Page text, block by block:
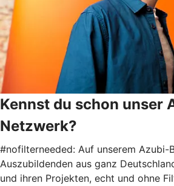
Kennst du schon unser
Netzwerk?
#nofilterneeded: Auf unserem Azubi-
Auszubildenden aus ganz
und ihren Projekten, echt und ohne